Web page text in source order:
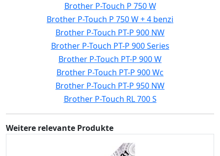
Brother P-Touch P 750 W
Brother P-Touch P 750 W + 4 benzi
Brother P-Touch PT-P 900 NW
Brother P-Touch PT-P 900 Series
Brother P-Touch PT-P 900 W
Brother P-Touch PT-P 900 Wc
Brother P-Touch PT-P 950 NW
Brother P-Touch RL 700 S
Weitere relevante Produkte